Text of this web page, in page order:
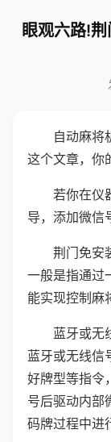
眼观六路!
自动麻将
这个文章，你
若你在仪
导，添加微信
荆门免安
一般是指通过
能实现控制麻
蓝牙或无
蓝牙或无线信
好牌型等指令
号后驱动内部
码牌过程中进